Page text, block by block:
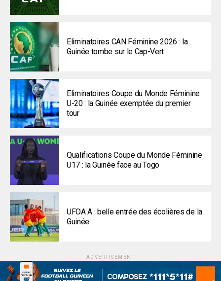
Eliminatoires CAN Féminine 2026 : la
Guinée tombe sur le Cap-Vert
Eliminatoires Coupe du Monde Féminine
U-20 : la Guinée exemptée du premier
tour
Qualifications Coupe du Monde Féminine
U17 : la Guinée face au Togo
UFOA A : belle entrée des écolières de la
Guinée
ADVERTISEMENT